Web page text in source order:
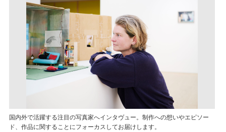
国内外で活躍する注目の写真家へインタヴュー。制作への想いやエピソー
ド、作品に関することにフォーカスしてお届けします。